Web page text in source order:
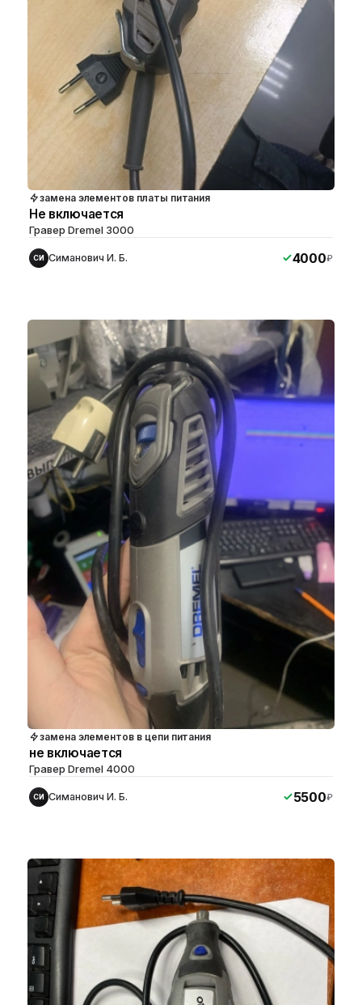
замена элементов платы питания
Не включается
Гравер Dremel 3000
СИ Симанович И. Б. 4000₽
замена элементов в цепи питания
не включается
Гравер Dremel 4000
СИ Симанович И. Б. 5500₽